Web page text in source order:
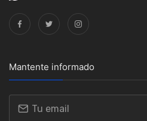
Mantente informado